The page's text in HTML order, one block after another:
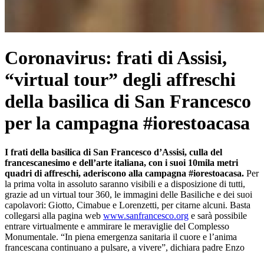
Coronavirus: frati di Assisi,
“virtual tour” degli affreschi
della basilica di San Francesco
per la campagna #iorestoacasa
I frati della basilica di San Francesco d’Assisi, culla del
francescanesimo e dell’arte italiana, con i suoi 10mila metri
quadri di affreschi, aderiscono alla campagna #iorestoacasa. Per
la prima volta in assoluto saranno visibili e a disposizione di tutti,
grazie ad un virtual tour 360, le immagini delle Basiliche e dei suoi
capolavori: Giotto, Cimabue e Lorenzetti, per citarne alcuni. Basta
collegarsi alla pagina web www.sanfrancesco.org e sarà possibile
entrare virtualmente e ammirare le meraviglie del Complesso
Monumentale. “In piena emergenza sanitaria il cuore e l’anima
francescana continuano a pulsare, a vivere”, dichiara padre Enzo